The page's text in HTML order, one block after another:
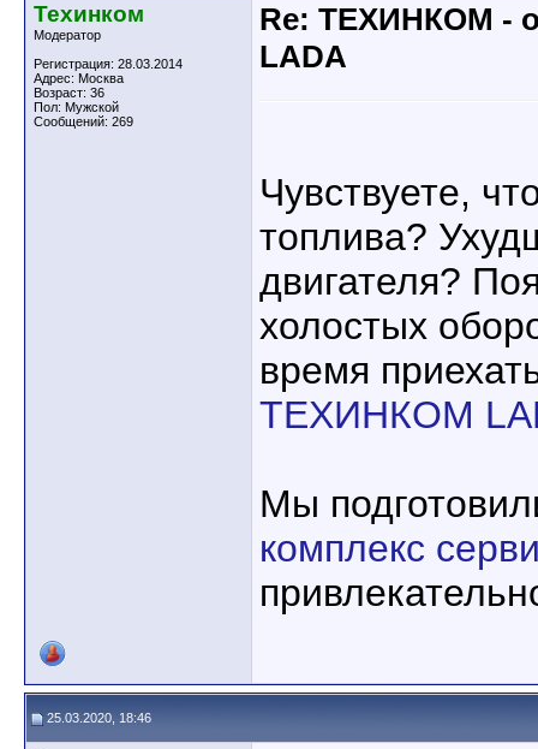
Техинком
Модератор
Регистрация: 28.03.2014
Адрес: Москва
Возраст: 36
Пол: Мужской
Сообщений: 269
Re: ТЕХИНКОМ -
LADA
Чувствуете,
топлива?
двигателя?
холостых
время
ТЕХИНКОМ
Мы
комплекс
25.03.2020, 18:46